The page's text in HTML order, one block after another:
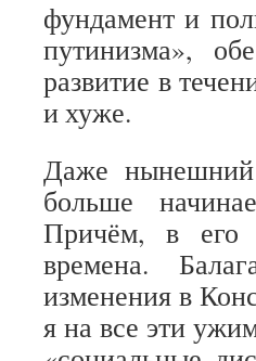
фундамент и
путинизма»,
развитие в
и хуже.
Даже
больше
Причём, в его
времена.
изменения в
я на все эти